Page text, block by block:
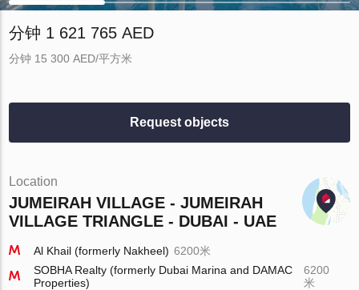
分钟 1 621 765 AED
分钟 15 300 AED/平方米
Request objects
Location
JUMEIRAH VILLAGE - JUMEIRAH
VILLAGE TRIANGLE - DUBAI - UAE
Al Khail (formerly Nakheel) 6200米
SOBHA Realty (formerly Dubai Marina and DAMAC
Properties)
6200
米